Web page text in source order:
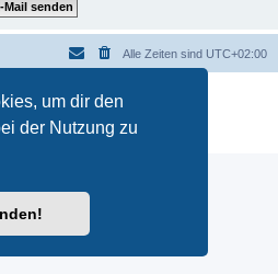
um dir den
der Nutzung zu
Alle Zeiten sind UTC+02:00
Forum Software © phpBB Limited
durch
|Nutzungsbedingungen